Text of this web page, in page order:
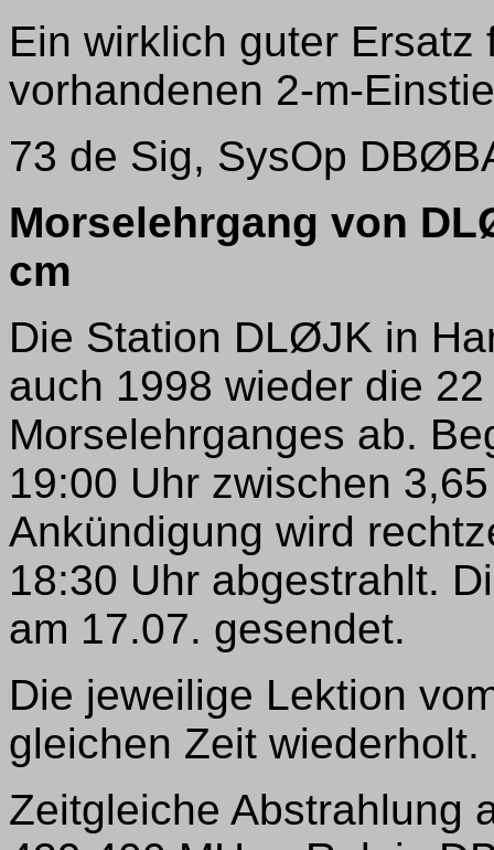
Ein wirklich guter Ersatz
vorhandenen 2-m-
73 de Sig, SysOp
Morselehrgang von
cm
Die Station DLØJK in
auch 1998 wieder die
Morselehrganges ab.
19:00 Uhr zwischen
Ankündigung wird
18:30 Uhr abgestrahlt.
am 17.07. gesendet.
Die jeweilige Lektion
gleichen Zeit wiederholt.
Zeitgleiche Abstrahlung